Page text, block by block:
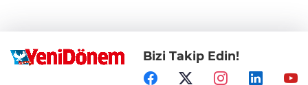
Bizi Takip Edin!